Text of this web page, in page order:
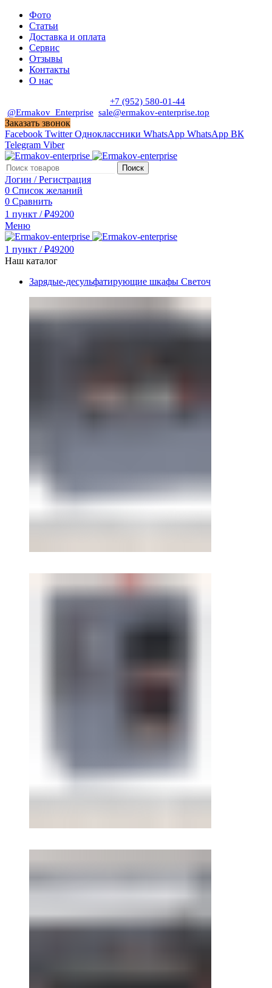
Фото
Статьи
Доставка и оплата
Сервис
Отзывы
Контакты
О нас
+7 (952) 580-01-44
@Ermakov_Enterprise sale@ermakov-enterprise.top
Заказать звонок
Facebook Twitter Одноклассники WhatsApp WhatsApp ВК
Telegram Viber
Поиск
Логин / Регистрация
0 Список желаний
0 Сравнить
1 пункт / ₽49200
Меню
1 пункт / ₽49200
Наш каталог
Зарядые-десульфатирующие шкафы Светоч